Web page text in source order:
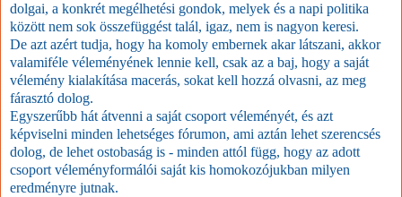
dolgai, a konkrét megélhetési gondok, melyek és a napi politika
között nem sok összefüggést talál, igaz, nem is nagyon keresi.
De azt azért tudja, hogy ha komoly embernek akar látszani, akkor
valamiféle véleményének lennie kell, csak az a baj, hogy a saját
vélemény kialakítása macerás, sokat kell hozzá olvasni, az meg
fárasztó dolog.
Egyszerűbb hát átvenni a saját csoport véleményét, és azt
képviselni minden lehetséges fórumon, ami aztán lehet szerencsés
dolog, de lehet ostobaság is - minden attól függ, hogy az adott
csoport véleményformálói saját kis homokozójukban milyen
eredményre jutnak.